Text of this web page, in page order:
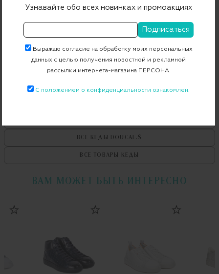
DU2802ERRICUV055IW00
Бесплатная примерка в пункте выдачи
Примерка при доставке торговым представителем
ВСЕ КЕДЫ DOUCAL.S
ВСЕ ТОВАРЫ КЕДЫ
ВАМ МОЖЕТ БЫТЬ ИНТЕРЕСНО
Узнавайте обо всех новинках и промоакциях
Выражаю согласие на обработку моих персональных
данных с целью получения новостной и рекламной
рассылки интернета-магазина ПЕРСОНА.
С положением о конфиденциальности ознакомлен.